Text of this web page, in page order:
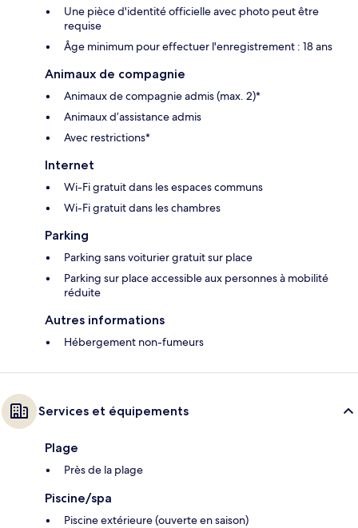
Une pièce d'identité officielle avec photo peut être
requise
Âge minimum pour effectuer l'enregistrement : 18 ans
Animaux de compagnie
Animaux de compagnie admis (max. 2)*
Animaux d’assistance admis
Avec restrictions*
Internet
Wi-Fi gratuit dans les espaces communs
Wi-Fi gratuit dans les chambres
Parking
Parking sans voiturier gratuit sur place
Parking sur place accessible aux personnes à mobilité
réduite
Autres informations
Hébergement non-fumeurs
Services et équipements
Plage
Près de la plage
Piscine/spa
Piscine extérieure (ouverte en saison)